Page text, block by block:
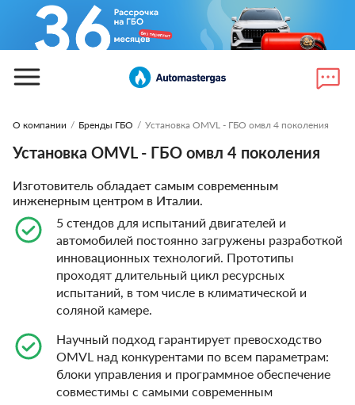
О компании / Бренды ГБО / Установка OMVL - ГБО омвл 4 поколения
Установка OMVL - ГБО омвл 4 поколения
Изготовитель обладает самым современным
инженерным центром в Италии.
5 стендов для испытаний двигателей и
автомобилей постоянно загружены разработкой
инновационных технологий. Прототипы
проходят длительный цикл ресурсных
испытаний, в том числе в климатической и
соляной камере.
Научный подход гарантирует превосходство
OMVL над конкурентами по всем параметрам:
блоки управления и программное обеспечение
совместимы с самыми современным